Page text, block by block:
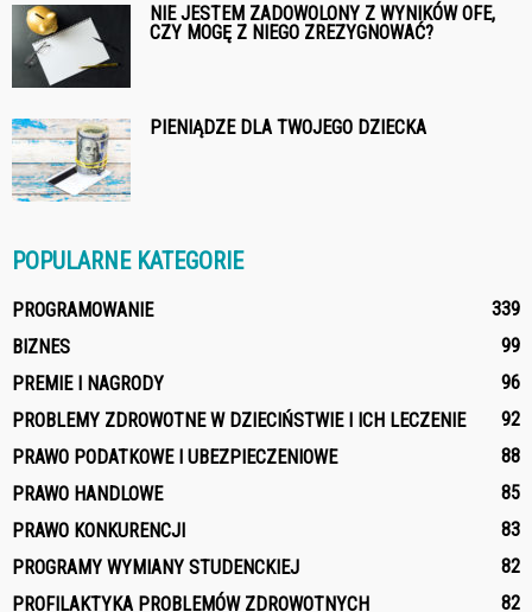
NIE JESTEM ZADOWOLONY Z WYNIKÓW OFE,
CZY MOGĘ Z NIEGO ZREZYGNOWAĆ?
PIENIĄDZE DLA TWOJEGO DZIECKA
POPULARNE KATEGORIE
PROGRAMOWANIE
339
BIZNES
99
PREMIE I NAGRODY
96
PROBLEMY ZDROWOTNE W DZIECIŃSTWIE I ICH LECZENIE
92
PRAWO PODATKOWE I UBEZPIECZENIOWE
88
PRAWO HANDLOWE
85
PRAWO KONKURENCJI
83
PROGRAMY WYMIANY STUDENCKIEJ
82
PROFILAKTYKA PROBLEMÓW ZDROWOTNYCH
82